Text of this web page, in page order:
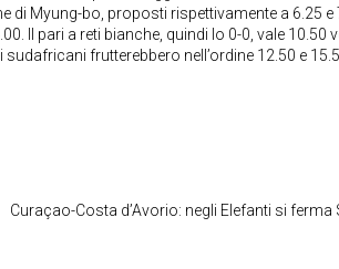
Myung-bo, proposti rispettivamente a 6.25 e
Il pari a reti bianche, quindi lo 0-0, vale 10.50
sudafricani frutterebbero nell’ordine 12.50 e
Curaçao-Costa d’Avorio: negli Elefanti si ferma